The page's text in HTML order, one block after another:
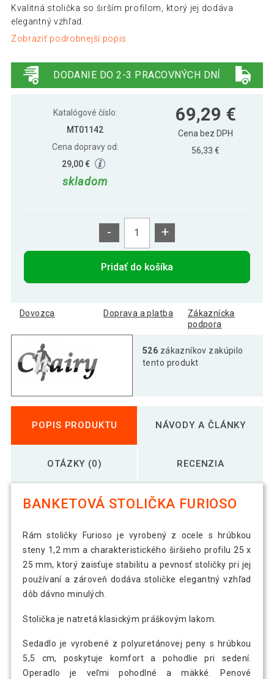
Kvalitná stolička so širším profilom, ktorý jej dodáva
elegantný vzhľad.
Zobraziť podrobnejší popis
DODANIE DO 2-3 PRACOVNÝCH DNÍ
Katalógové číslo:
MT01142
Cena dopravy od:
29,00 €
skladom
69,29 €
Cena bez DPH
56,33 €
- +
Pridať do košíka
Dovozca Doprava a platba
Zákaznícka
podpora
526 zákazníkov zakúpilo
tento produkt
POPIS PRODUKTU NÁVODY A ČLÁNKY
OTÁZKY (0) RECENZIA
BANKETOVÁ STOLIČKA FURIOSO
Rám stoličky Furioso je vyrobený z ocele s hrúbkou
steny 1,2 mm a charakteristického širšieho profilu 25 x
25 mm, ktorý zaisťuje stabilitu a pevnosť stoličky pri jej
používaní a zároveň dodáva stoličke elegantný vzhľad
dôb dávno minulých.
Stolička je natretá klasickým práškovým lakom.
Sedadlo je vyrobené z polyuretánovej peny s hrúbkou
5,5 cm, poskytuje komfort a pohodlie pri sedení.
Operadlo je veľmi pohodlné a mäkké. Penové